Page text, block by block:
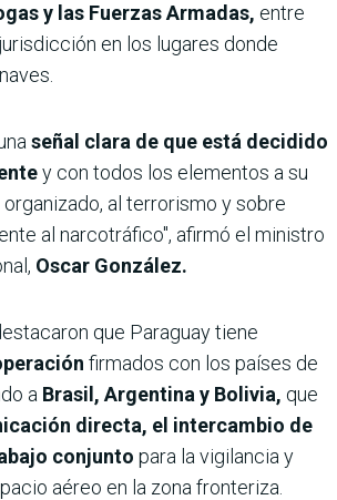
y las Fuerzas Armadas, entre
en los lugares donde
señal clara de que está decidido
y con todos los elementos a su
al terrorismo y sobre
al narcotráfico", afirmó el ministro
Oscar González.
que Paraguay tiene
firmados con los países de
a Brasil, Argentina y Bolivia, que
directa, el intercambio de
conjunto para la vigilancia y
aéreo en la zona fronteriza.